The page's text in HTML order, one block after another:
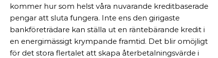
kommer hur som helst våra nuvarande kreditbaserade
pengar att sluta fungera. Inte ens den girigaste
bankföreträdare kan ställa ut en räntebärande kredit i
en energimässigt krympande framtid. Det blir omöjligt
för det stora flertalet att skapa återbetalningsvärde i